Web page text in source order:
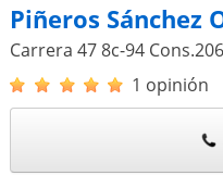
Piñeros Sánchez
Carrera 47 8c-94 Cons.206
1 opinión